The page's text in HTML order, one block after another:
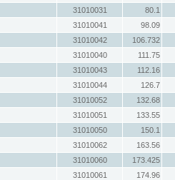
31010031
80.1
31010041
98.09
31010042
106.732
31010040
111.75
31010043
112.16
31010044
126.7
31010052
132.68
31010051
133.55
31010050
150.1
31010062
163.56
31010060
173.425
31010061
174.96